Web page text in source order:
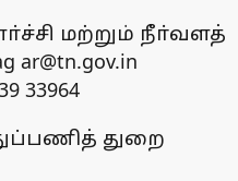
மற்றும் நீா்வளத்
ar@tn.gov.in
33964
துறை